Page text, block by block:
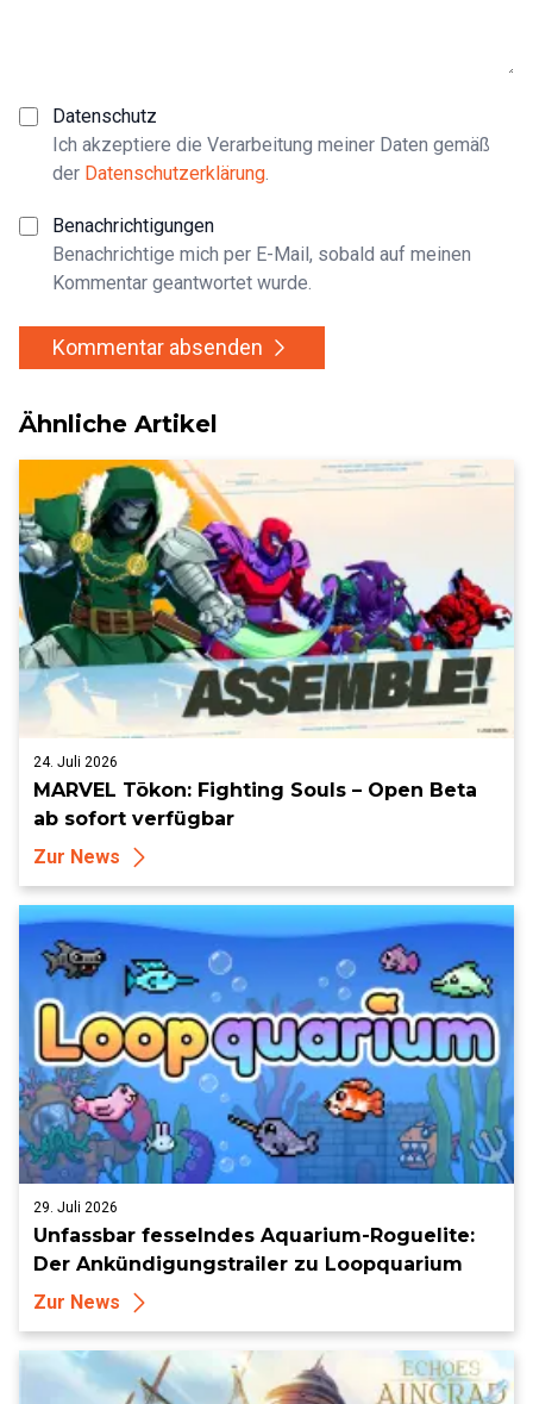
Datenschutz
Ich akzeptiere die Verarbeitung meiner Daten gemäß
der Datenschutzerklärung.
Benachrichtigungen
Benachrichtige mich per E-Mail, sobald auf meinen
Kommentar geantwortet wurde.
Kommentar absenden
Ähnliche Artikel
24. Juli 2026
MARVEL Tōkon: Fighting Souls – Open Beta
ab sofort verfügbar
Zur News
29. Juli 2026
Unfassbar fesselndes Aquarium-Roguelite:
Der Ankündigungstrailer zu Loopquarium
Zur News